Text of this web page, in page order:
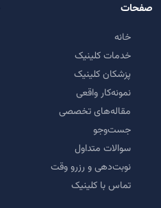
صفحات
خانه
خدمات کلینیک
پزشکان کلینیک
نمونه‌کار واقعی
مقاله‌های تخصصی
جست‌وجو
سوالات متداول
نوبت‌دهی و رزرو وقت
تماس با کلینیک